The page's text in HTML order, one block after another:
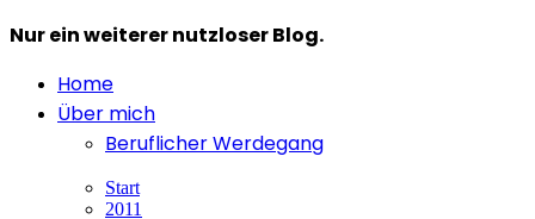
Nur ein weiterer nutzloser Blog.
Home
Über mich
Beruflicher Werdegang
Start
2011